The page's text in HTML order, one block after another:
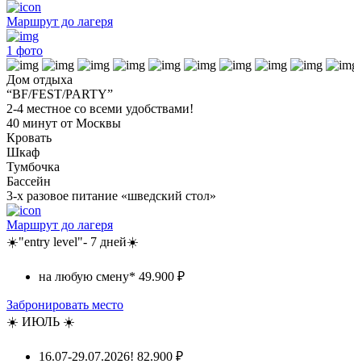
Маршрут до лагеря
1 фото
Дом отдыха
“BF/FEST/PARTY”
2-4 местное со всеми удобствами!
40 минут от Москвы
Кровать
Шкаф
Тумбочка
Бассейн
3-х разовое питание «шведский стол»
Маршрут до лагеря
☀️"entry level"- 7 дней☀️
на любую смену* 49.900 ₽
Забронировать место
☀️ ИЮЛЬ ☀️
16.07-29.07.2026! 82.900 ₽